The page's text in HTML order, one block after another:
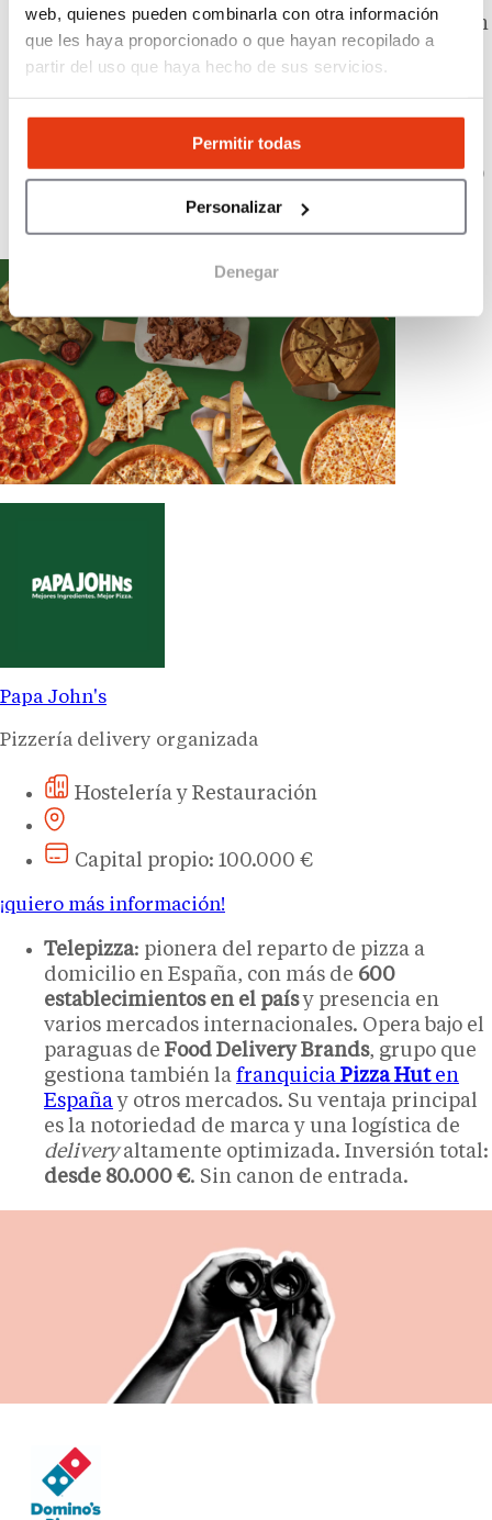
web, quienes pueden combinarla con otra información
que les haya proporcionado o que hayan recopilado a
partir del uso que haya hecho de sus servicios.
Permitir todas
Personalizar
Denegar
Papa John’s: cadena especializada en pizza con
ingredientes frescos y masa de calidad, con
presencia en unas70 pizzerías repartidas por
una veintena de provincias españolasy un
. Su modelo es multicanal: local,
awayydelivery. Inversión total:desde 280.000
(canon de entrada:30.000 €
Papa John's
Pizzería delivery organizada
Hostelería y Restauración
Capital propio: 100.000 €
¡quiero más información!
Telepizza: pionera del reparto de pizza a
domicilio en España, con más de 600
establecimientos en el paísy presencia en
varios mercados internacionales. Opera bajo el
paraguas de Food Delivery Brands, grupo que
gestiona también la franquicia Pizza Huten
Españay otros mercados. Su ventaja principal
es la notoriedad de marca y una logística de
deliveryaltamente optimizada. Inversión total:
desde 80.000 €. Sin canon de entrada.